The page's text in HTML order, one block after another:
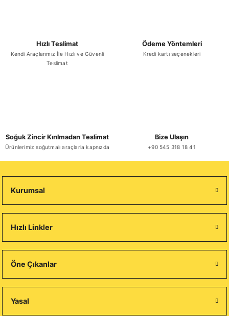
Hızlı Teslimat
Kendi Araçlarımız İle Hızlı ve Güvenli
Teslimat
Ödeme Yöntemleri
Kredi kartı seçenekleri
Soğuk Zincir Kırılmadan Teslimat
Ürünlerimiz soğutmalı araçlarla kapnızda
Bize Ulaşın
+90 545 318 18 41
Kurumsal
Hızlı Linkler
Öne Çıkanlar
Yasal